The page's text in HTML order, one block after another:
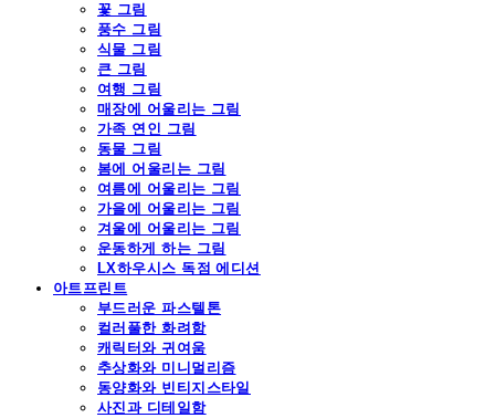
꽃 그림
풍수 그림
식물 그림
큰 그림
여행 그림
매장에 어울리는 그림
가족 연인 그림
동물 그림
봄에 어울리는 그림
여름에 어울리는 그림
가을에 어울리는 그림
겨울에 어울리는 그림
운동하게 하는 그림
LX하우시스 독점 에디션
아트프린트
부드러운 파스텔톤
컬러풀한 화려함
캐릭터와 귀여움
추상화와 미니멀리즘
동양화와 빈티지스타일
사진과 디테일함